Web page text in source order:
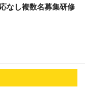
なし複数名募集研修